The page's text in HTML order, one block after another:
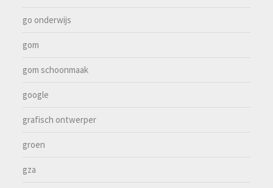
go onderwijs
gom
gom schoonmaak
google
grafisch ontwerper
groen
gza